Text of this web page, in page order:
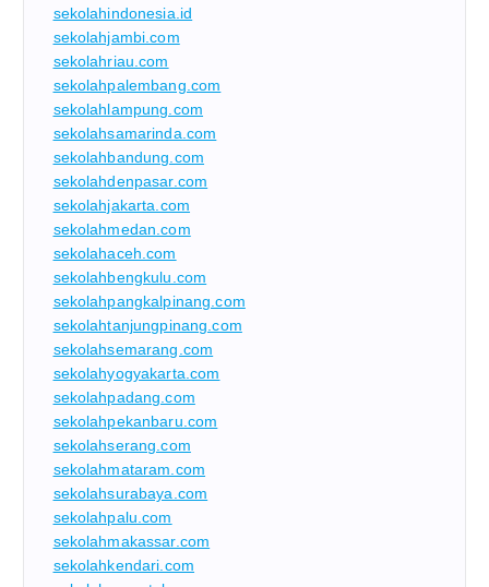
sekolahindonesia.id
sekolahjambi.com
sekolahriau.com
sekolahpalembang.com
sekolahlampung.com
sekolahsamarinda.com
sekolahbandung.com
sekolahdenpasar.com
sekolahjakarta.com
sekolahmedan.com
sekolahaceh.com
sekolahbengkulu.com
sekolahpangkalpinang.com
sekolahtanjungpinang.com
sekolahsemarang.com
sekolahyogyakarta.com
sekolahpadang.com
sekolahpekanbaru.com
sekolahserang.com
sekolahmataram.com
sekolahsurabaya.com
sekolahpalu.com
sekolahmakassar.com
sekolahkendari.com